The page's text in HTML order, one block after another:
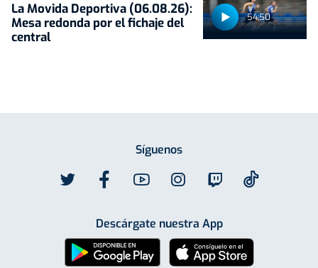
54:50
La Movida Deportiva (06.08.26):
Mesa redonda por el fichaje del
central
Síguenos
Descárgate nuestra App